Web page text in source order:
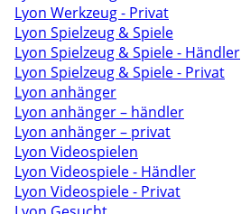
Lyon Werkzeug - Privat
Lyon Spielzeug & Spiele
Lyon Spielzeug & Spiele - Händler
Lyon Spielzeug & Spiele - Privat
Lyon anhänger
Lyon anhänger – händler
Lyon anhänger – privat
Lyon Videospielen
Lyon Videospiele - Händler
Lyon Videospiele - Privat